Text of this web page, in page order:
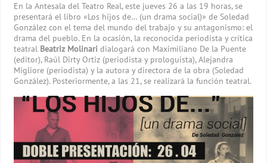
En la Antesala del Teatro Real, este jueves 26 a las 19 horas, se
presentará el libro «Los hijos de… (un drama social)» de Soledad
González con el tema del mundo del trabajo y su antagonismo: el
drama del pueblo. En la ocasión, la reconocida periodista y crítica
teatral Beatriz Molinari dialogará con Maximiliano De la Puente
(editor), Raúl Dirty Ortiz (periodista y prologuista), Alejandra
Migliore (periodista) y la autora y directora de la obra (Soledad
González). Posteriormente, a las 21, se realizará la función teatral.